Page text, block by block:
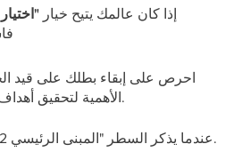
إذا كان عالمك يتيح خيار
احرص على إبقاء بطلك على قيد
الأهمية لتحقيق أهداف النقاط الحضارية بسرعة.
عندما يذكر السطر "المبنى الرئيسي 12"، فهذا لا يعني البناء فورا.